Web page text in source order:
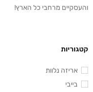
והעסקיים מרחבי כל הארץ!
קטגוריות
אריזה נלוות
בייבי